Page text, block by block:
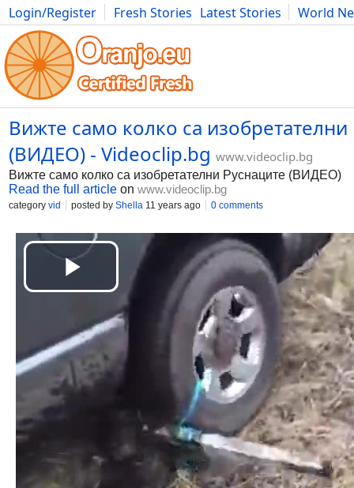
Login/Register Fresh Stories Latest Stories
World
Movies Anime Music Art Cars Advice Science
Вижте само колко са изобретателни
(ВИДЕО) - Videoclip.bg www.videoclip.bg
Вижте само колко са изобретателни Руснаците (ВИДЕО)
Read the full article on www.videoclip.bg
category vid posted by Shella 11 years ago 0 comments